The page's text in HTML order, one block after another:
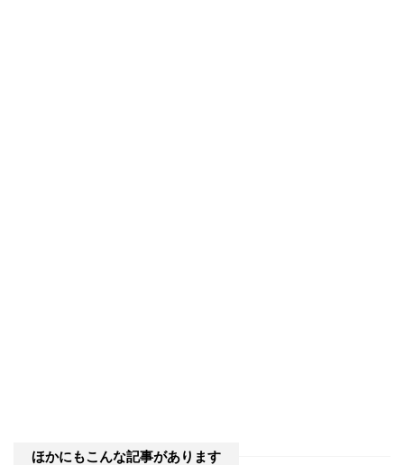
ほかにもこんな記事があります